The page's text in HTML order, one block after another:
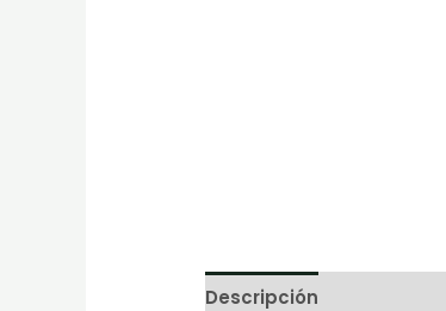
Descripción